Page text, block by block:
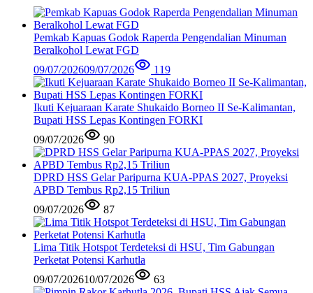
Pemkab Kapuas Godok Raperda Pengendalian Minuman
Beralkohol Lewat FGD
09/07/202609/07/2026 119
Ikuti Kejuaraan Karate Shukaido Borneo II Se-Kalimantan,
Bupati HSS Lepas Kontingen FORKI
09/07/2026
90
DPRD HSS Gelar Paripurna KUA-PPAS 2027, Proyeksi
APBD Tembus Rp2,15 Triliun
09/07/2026
87
Lima Titik Hotspot Terdeteksi di HSU, Tim Gabungan
Perketat Potensi Karhutla
09/07/202610/07/2026 63